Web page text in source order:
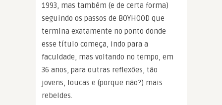
1993, mas também (e de certa forma)
seguindo os passos de BOYHOOD que
termina exatamente no ponto donde
esse título começa, indo para a
faculdade, mas voltando no tempo, em
36 anos, para outras reflexões, tão
jovens, loucas e (porque não?) mais
rebeldes.